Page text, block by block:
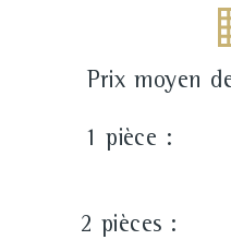
Prix moyen
1 pièce :
2 pièces :